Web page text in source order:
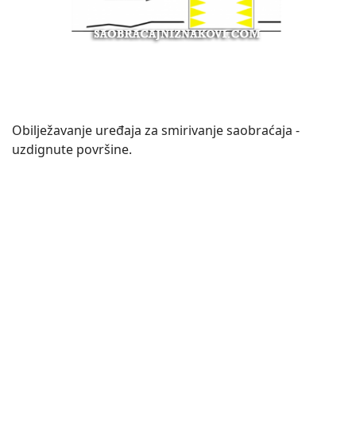
Obilježavanje uređaja za smirivanje saobraćaja -
uzdignute površine.